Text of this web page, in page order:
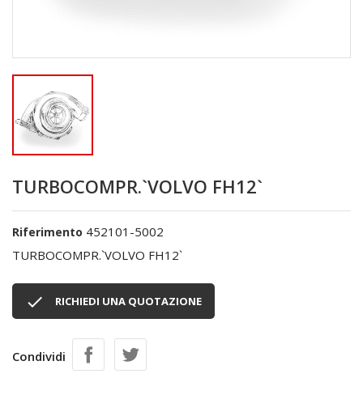
TURBOCOMPR.`VOLVO FH12`
Riferimento 452101-5002
TURBOCOMPR.`VOLVO FH12`
 RICHIEDI UNA QUOTAZIONE
Condividi